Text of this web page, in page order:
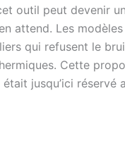
outil peut devenir
attend. Les
qui refusent le
Cette
jusqu’ici